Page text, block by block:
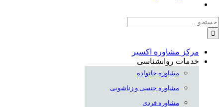
جستجو
برای:
مرکز مشاوره اکسیر
خدمات روانشناسی
مشاوره خانواده
مشاوره جنسی و زناشویی
مشاوره فردی